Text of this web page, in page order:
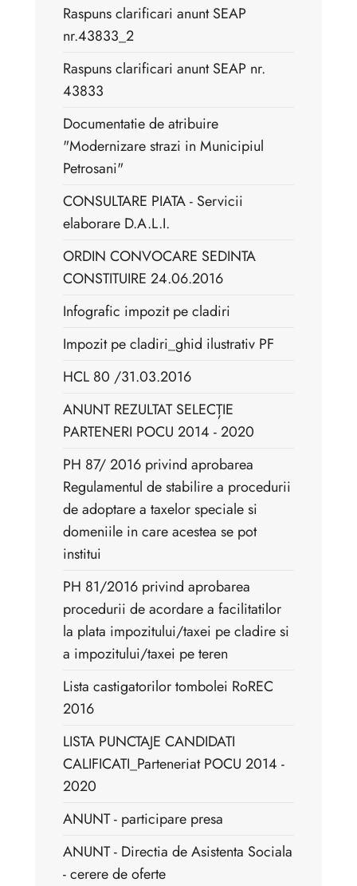
Raspuns clarificari anunt SEAP
nr.43833_2
Raspuns clarificari anunt SEAP nr.
43833
Documentatie de atribuire
"Modernizare strazi in Municipiul
Petrosani"
CONSULTARE PIATA - Servicii
elaborare D.A.L.I.
ORDIN CONVOCARE SEDINTA
CONSTITUIRE 24.06.2016
Infografic impozit pe cladiri
Impozit pe cladiri_ghid ilustrativ PF
HCL 80 /31.03.2016
ANUNT REZULTAT SELECȚIE
PARTENERI POCU 2014 - 2020
PH 87/ 2016 privind aprobarea
Regulamentul de stabilire a procedurii
de adoptare a taxelor speciale si
domeniile in care acestea se pot
institui
PH 81/2016 privind aprobarea
procedurii de acordare a facilitatilor
la plata impozitului/taxei pe cladire si
a impozitului/taxei pe teren
Lista castigatorilor tombolei RoREC
2016
LISTA PUNCTAJE CANDIDATI
CALIFICATI_Parteneriat POCU 2014 -
2020
ANUNT - participare presa
ANUNT - Directia de Asistenta Sociala
- cerere de oferte